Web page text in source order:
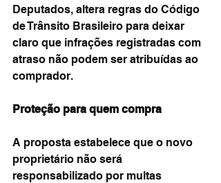
Deputados, altera regras do Código
de Trânsito Brasileiro para deixar
claro que infrações registradas com
atraso não podem ser atribuídas ao
comprador.
Proteção para quem compra
A proposta estabelece que o novo
proprietário não será
responsabilizado por multas